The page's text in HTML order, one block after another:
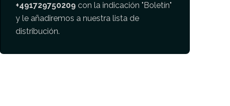
+491729750209 con la indicación "Boletín"
y le añadiremos a nuestra lista de
distribución.